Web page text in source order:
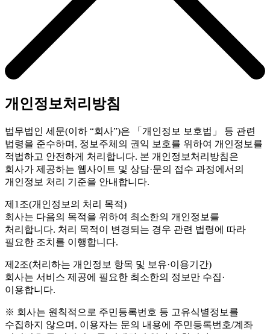
개인정보처리방침
법무법인 세문(이하 “회사”)은 「개인정보 보호법」 등 관련
법령을 준수하며, 정보주체의 권익 보호를 위하여 개인정보를
적법하고 안전하게 처리합니다. 본 개인정보처리방침은
회사가 제공하는 웹사이트 및 상담·문의 접수 과정에서의
개인정보 처리 기준을 안내합니다.
제1조(개인정보의 처리 목적)
회사는 다음의 목적을 위하여 최소한의 개인정보를
처리합니다. 처리 목적이 변경되는 경우 관련 법령에 따라
필요한 조치를 이행합니다.
제2조(처리하는 개인정보 항목 및 보유·이용기간)
회사는 서비스 제공에 필요한 최소한의 정보만 수집·
이용합니다.
※ 회사는 원칙적으로 주민등록번호 등 고유식별정보를
수집하지 않으며, 이용자는 문의 내용에 주민등록번호/계좌